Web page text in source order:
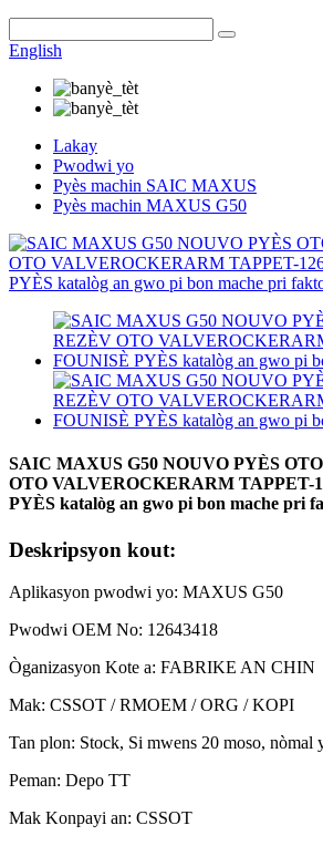
English
Lakay
Pwodwi yo
Pyès machin SAIC MAXUS
Pyès machin MAXUS G50
SAIC MAXUS G50 NOUVO PYÈS
OTO VALVEROCKERARM TAPPET-
PYÈS katalòg an gwo pi bon mache pri
Deskripsyon kout:
Aplikasyon pwodwi yo: MAXUS G50
Pwodwi OEM No: 12643418
Òganizasyon Kote a: FABRIKE AN CHIN
Mak: CSSOT / RMOEM / ORG / KOPI
Tan plon: Stock, Si mwens 20 moso, nòmal
Peman: Depo TT
Mak Konpayi an: CSSOT